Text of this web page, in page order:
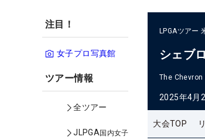
注目！
女子プロ写真館
ツアー情報
全ツアー
JLPGA国内女子
LPGAツアー
シェブ
The
2025年4月
大会TOP